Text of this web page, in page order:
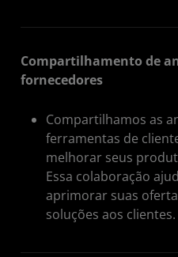
Compartilhamento de
fornecedores
Compartilhamos as
ferramentas de
melhorar seus
Essa colaboração
aprimorar suas
soluções aos clientes.